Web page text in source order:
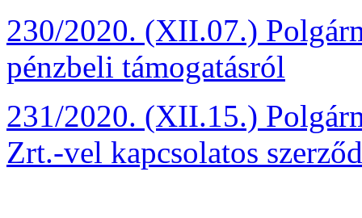
230/2020. (XII.07.)
pénzbeli támogatásról
231/2020. (XII.15.)
Zrt.-vel kapcsolatos